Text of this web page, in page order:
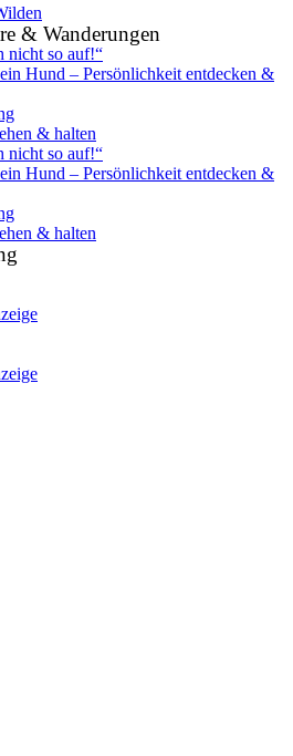
& Wanderungen
nicht so auf!“
Hund – Persönlichkeit entdecken &
& halten
nicht so auf!“
Hund – Persönlichkeit entdecken &
& halten